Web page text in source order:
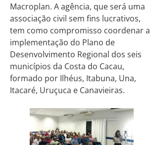
Macroplan. A agência, que será uma
associação civil sem fins lucrativos,
tem como compromisso coordenar a
implementação do Plano de
Desenvolvimento Regional dos seis
municípios da Costa do Cacau,
formado por Ilhéus, Itabuna, Una,
Itacaré, Uruçuca e Canavieiras.